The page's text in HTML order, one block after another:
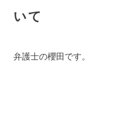
いて
弁護士の櫻田です。